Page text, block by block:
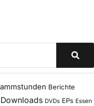
Berichte
Downloads DVDs EPs Essen